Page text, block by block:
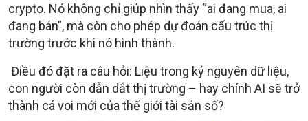
crypto. Nó không chỉ giúp nhìn thấy “ai đang mua, ai
đang bán”, mà còn cho phép dự đoán cấu trúc thị
trường trước khi nó hình thành.
Điều đó đặt ra câu hỏi: Liệu trong kỷ nguyên dữ liệu,
con người còn dẫn dắt thị trường – hay chính AI sẽ trở
thành cá voi mới của thế giới tài sản số?